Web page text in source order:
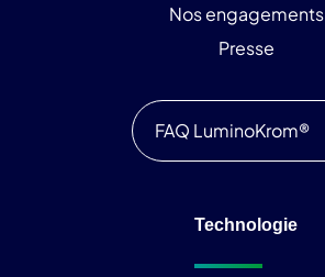
Nos engagements
Presse
FAQ LuminoKrom®
Technologie